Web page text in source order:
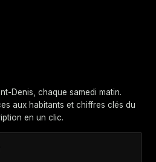
Denis, chaque samedi matin.
aux habitants et chiffres clés du
en un clic.